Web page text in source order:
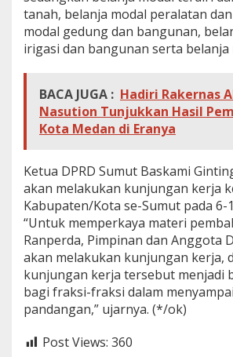
tanah, belanja modal peralatan
modal gedung dan bangunan,
irigasi dan bangunan serta belanja
BACA JUGA : Hadiri Rakernas
Nasution Tunjukkan Hasil
Kota Medan di Eranya
Ketua DPRD Sumut Baskami
akan melakukan kunjungan kerja
Kabupaten/Kota se-Sumut pada 6-
“Untuk memperkaya materi
Ranperda, Pimpinan dan Anggota
akan melakukan kunjungan kerja,
kunjungan kerja tersebut menjadi
bagi fraksi-fraksi dalam
pandangan,” ujarnya. (*/ok)
Post Views: 360